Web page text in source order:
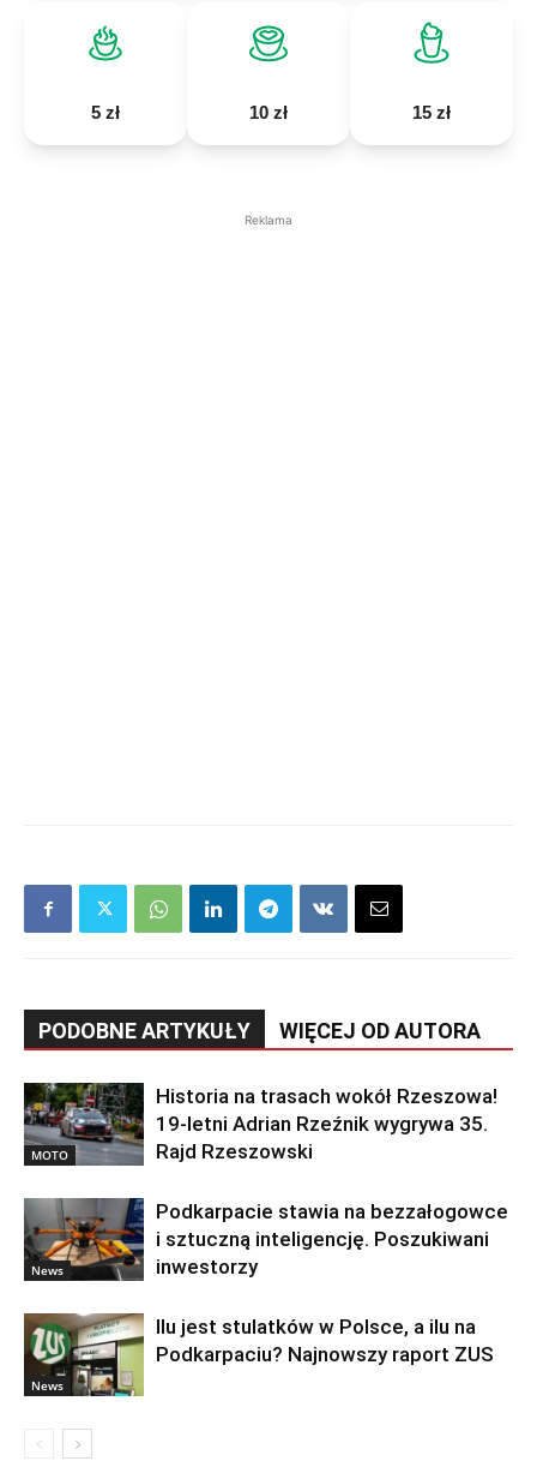
5 zł 10 zł 15 zł
Reklama
PODOBNE ARTYKUŁY WIĘCEJ OD AUTORA
MOTO
Historia na trasach wokół Rzeszowa!
19-letni Adrian Rzeźnik wygrywa 35.
Rajd Rzeszowski
News
Podkarpacie stawia na bezzałogowce
i sztuczną inteligencję. Poszukiwani
inwestorzy
News
Ilu jest stulatków w Polsce, a ilu na
Podkarpaciu? Najnowszy raport ZUS